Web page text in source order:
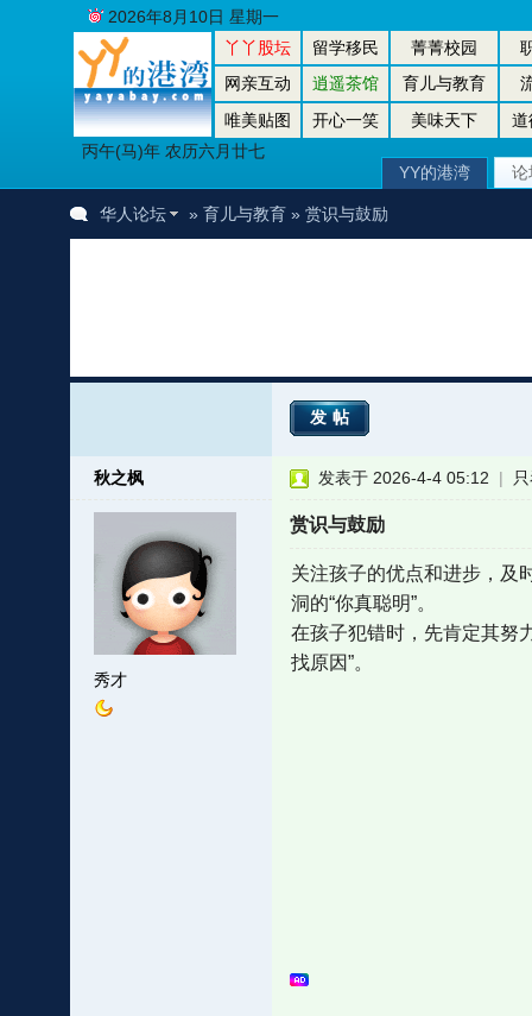
丫丫股坛 留学移民 菁菁校园
网亲互动
逍遥茶馆 育儿与教育
唯美贴图
开心一笑 美味天下
道
丙午(马)年 农历六月廿七
2026年8月10日 星期一
YY的港湾 论
华人论坛 » 育儿与教育» 赏识与鼓励
发帖
秋之枫
秀才
发表于 2026-4-4 05:12 |
赏识与鼓励
关注孩子的优点和进步，及
洞的“你真聪明”。
在孩子犯错时，先肯定其努
找原因”。